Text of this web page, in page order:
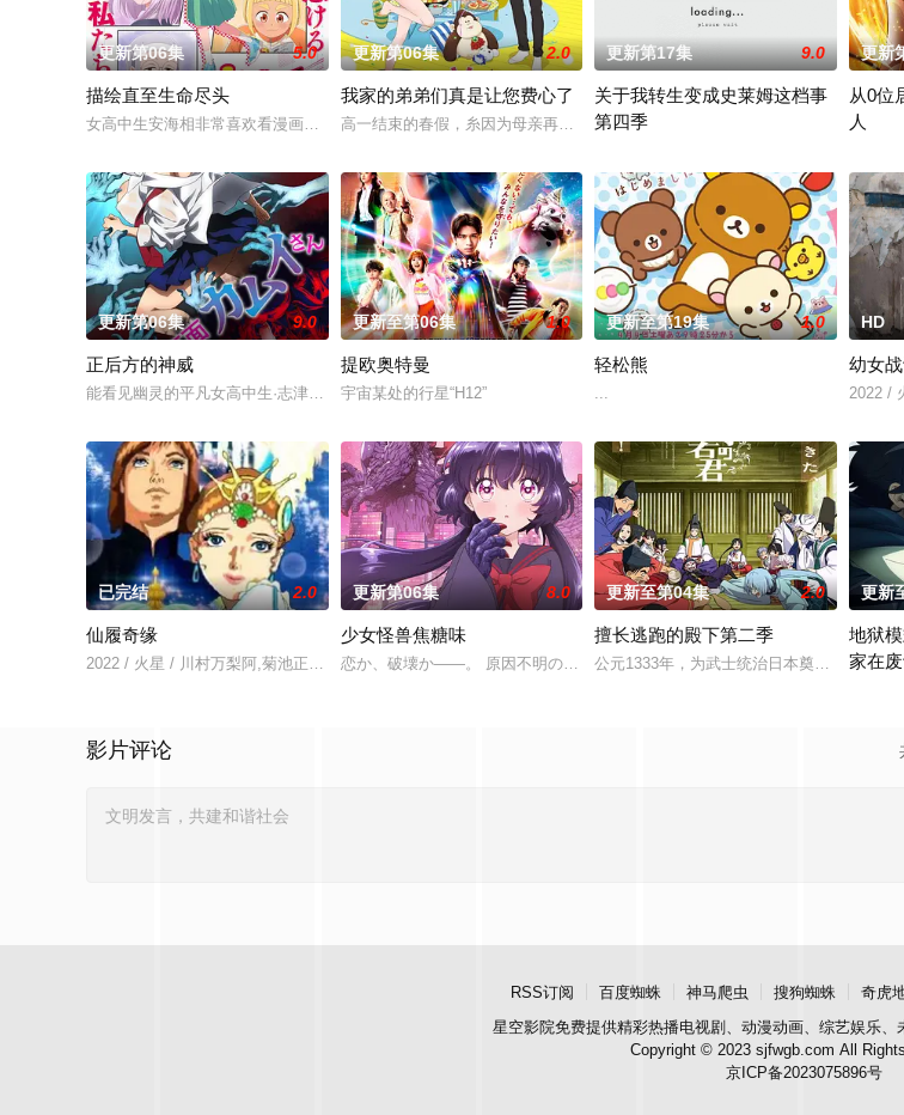
更新第06集 5.0
描绘直至生命尽头
女高中生安海相非常喜欢看漫画，尤其是 ☆野0 的《机器太与狸太》。国文老师手岛斥责她是浪费生命、声称漫画都是
更新第06集 2.0
我家的弟弟们真是让您费心了
高一结束的春假，糸因为母亲再婚而搬家。 但让她没
更新第17集 9.0
关于我转生变成史莱姆这档事
第四季
更新
从0位
人
更新第06集 9.0
正后方的神威
能看见幽灵的平凡女高中生·志津香，利用容易吸引幽灵的特殊体质，从旁协助知名灵能力者·神威除灵。
更新至第06集 1.0
提欧奥特曼
宇宙某处的行星“H12”
更新至第19集 1.0
轻松熊
...
HD
幼女
2022 /
已完结 2.0
仙履奇缘
2022 / 火星 / 川村万梨阿,菊池正美,三田友子,辻勉,中泽弥生
更新第06集 8.0
少女怪兽焦糖味
恋か、破壊か――。 原因不明の病に悩まされている
更新至第04集 2.0
擅长逃跑的殿下第二季
公元1333年，为武士统治日本奠定基石的
更新
地狱
家在
影片评论
RSS订阅 百度蜘蛛 神马爬虫 搜狗蜘蛛 奇虎
星空影院免费提供精彩热播电视剧、动漫动画、综艺娱乐
Copyright © 2023 sjfwgb.com All
京ICP备2023075896号